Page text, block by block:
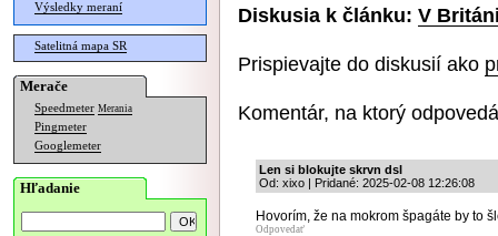
Výsledky meraní
Satelitná mapa SR
Merače
Speedmeter Merania
Pingmeter
Googlemeter
Hľadanie
Diskusia k článku: V
Prispievajte do diskusií ako
Komentár, na ktorý
Len si blokujte skrvn dsl
Od: xixo | Pridané: 2025-02-08 12:26:08
Hovorím, že na mokrom špagáte by to
Odpovedať